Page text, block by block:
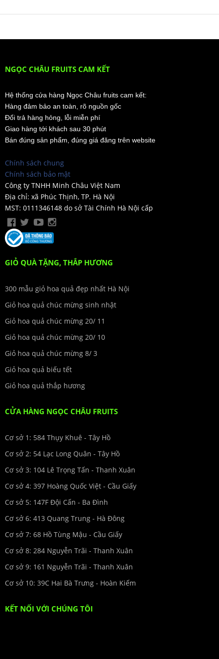
NGỌC CHÂU FRUITS CAM KẾT
Hệ thống cửa hàng Ngọc Châu fruits cam kết:
Hàng đảm bảo an toàn, rõ nguồn gốc
Đổi trả hàng hỏng, lỗi miễn phí
Giao hàng tới khách sau 30 phút
Bán đúng sản phẩm, đúng giá đăng trên website
Chính sách chung
Chính sách bảo mật
Công ty TNHH Minh Châu Việt Nam
Địa chỉ: xã Phúc Thịnh, TP. Hà Nội
MST: 0111346148 do sở Tài Chính Hà Nội cấp
GIỎ QUÀ TẶNG, THẮP HƯƠNG
300 mẫu giỏ hoa quả đẹp nhất Hà Nội
Giỏ hoa quả chúc mừng sinh nhật
Giỏ hoa quả chúc mừng 20/ 11
Giỏ hoa quả chúc mừng 20/ 10
Giỏ hoa quả chúc mừng 8/ 3
Giỏ hoa quả biếu tết
Giỏ hoa quả thắp hương
CỬA HÀNG NGỌC CHÂU FRUITS
Cơ sở 1: 584 Thụy Khuê - Tây Hồ
Cơ sở 2: 54 Lạc Long Quân - Tây Hồ
Cơ sở 3: 104 Lê Trọng Tấn - Thanh Xuân
Cơ sở 4: 397 Hoàng Quốc Việt - Cầu Giấy
Cơ sở 5: 147F Đội Cấn - Ba Đình
Cơ sở 6: 413 Quang Trung - Hà Đông
Cơ sở 7: 68 Hồ Tùng Mậu - Cầu Giấy
Cơ sở 8: 284 Nguyễn Trãi - Thanh Xuân
Cơ sở 9: 161 Nguyễn Trãi - Thanh Xuân
Cơ sở 10: 39C Hai Bà Trưng - Hoàn Kiếm
KẾT NỐI VỚI CHÚNG TÔI